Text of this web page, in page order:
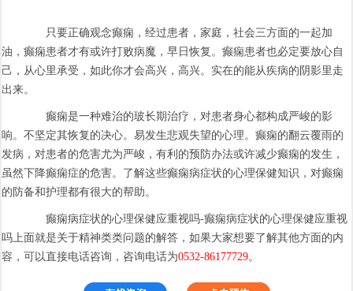
只要正确观念癫痫，经过患者，家庭，社会三方面的一起加
油，癫痫患者才有或许打败病魔，早日恢复。癫痫患者也必定要放心自
己，从心里承受，如此你才会高兴，高兴。实在的能从疾病的阴影里走
出来。
癫痫是一种难治的玻长期治疗，对患者身心都构成严峻的影
响。不坚定其恢复的决心。易发生悲观失望的心理。癫痫的翻云覆雨的
发病，对患者的危害尤为严峻，有利的预防办法或许减少癫痫的发生，
虽然下降癫痫症的危害。了解这些癫痫病症状的心理保健知识，对癫痫
的防备和护理都有很大的帮助。
癫痫病症状的心理保健应重视吗-癫痫病症状的心理保健应重视
吗上面就是关于精神类类问题的解答，如果大家想要了解其他方面的内
容，可以直接电话咨询，咨询电话为0532-86177729。